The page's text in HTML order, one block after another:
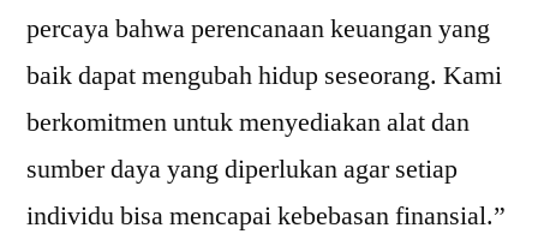
percaya bahwa perencanaan keuangan yang
baik dapat mengubah hidup seseorang. Kami
berkomitmen untuk menyediakan alat dan
sumber daya yang diperlukan agar setiap
individu bisa mencapai kebebasan finansial.”